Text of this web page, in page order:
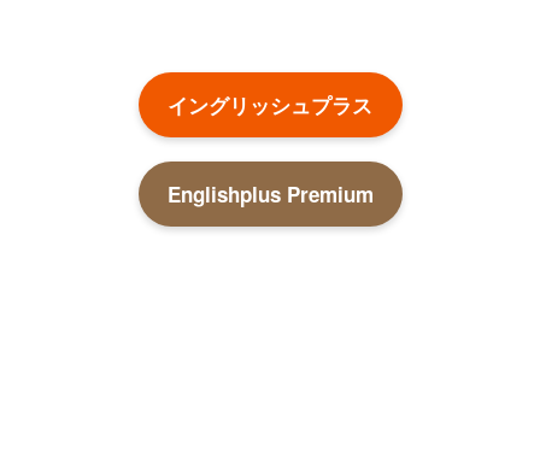
イングリッシュプラス
Englishplus Premium